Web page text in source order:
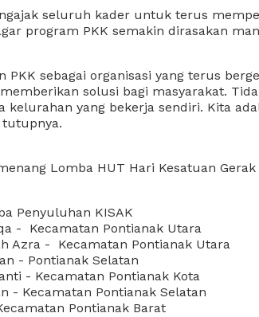
seluruh kader untuk terus
program PKK semakin dirasakan
PKK sebagai organisasi yang terus
solusi bagi masyarakat.
kelurahan yang bekerja sendiri. Kita
tutupnya.
Lomba HUT Hari Kesatuan
Penyuluhan KISAK
-  Kecamatan Pontianak Utara
Azra -  Kecamatan Pontianak Utara
- Pontianak Selatan
- Kecamatan Pontianak Kota
- Kecamatan Pontianak Selatan
Pontianak Barat